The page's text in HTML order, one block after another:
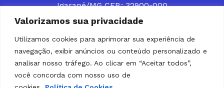
Valorizamos sua privacidade
Utilizamos cookies para aprimorar sua experiência de
navegação, exibir anúncios ou conteúdo personalizado e
analisar nosso tráfego. Ao clicar em “Aceitar todos”,
você concorda com nosso uso de
Igarapé/MG CEP.: 32900-000
CONTATOS (31) 3512-4400 ou (31) 9 8309-8660
DESENVOLVER SOLUÇÕES, AÇÕES E SERVIÇOS
PÚBLICOS QUE COMPLEMENTEM A ASSISTÊNCIA À
POPULAÇÃO DA REGIÃO EM QUE ATUA, SENDO
PARCEIRO DOS MUNICÍPIOS CONSORCIADOS NA
SOLUÇÃO DE DIFICULDADES ENFRENTADAS POR
GESTORES MUNICIPAIS, É O COMPROMISSO DO
ICISMEP.